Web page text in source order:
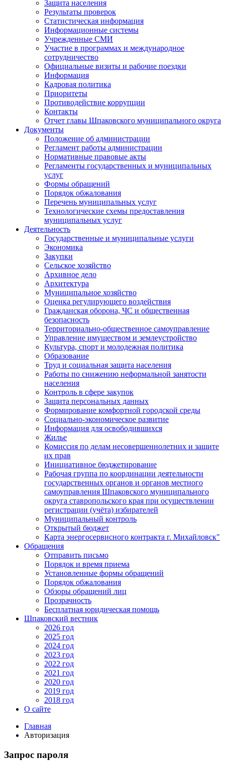
Защита населения
Результаты проверок
Статистическая информация
Информационные системы
Учрежденные СМИ
Участие в программах и международное
сотрудничество
Официальные визиты и рабочие поездки
Информация
Кадровая политика
Приоритеты
Противодействие коррупции
Контакты
Отчет главы Шпаковского муниципального округа
Документы
Положение об администрации
Регламент работы администрации
Нормативные правовые акты
Регламенты государственных и муниципальных
услуг
Формы обращений
Порядок обжалования
Перечень муниципальных услуг
Технологические схемы предоставления
муниципальных услуг
Деятельность
Государственные и муниципальные услуги
Экономика
Закупки
Сельское хозяйство
Архивное дело
Архитектура
Муниципальное хозяйство
Оценка регулирующего воздействия
Гражданская оборона, ЧС и общественная
безопасность
Территориально-общественное самоуправление
Управление имуществом и землеустройство
Культура, спорт и молодежная политика
Образование
Труд и социальная защита населения
Работы по снижению неформальной занятости
населения
Контроль в сфере закупок
Защита персональных данных
Формирование комфортной городской среды
Социально-экономическое развитие
Информация для освободившихся
Жилье
Комиссия по делам несовершеннолетних и защите
их прав
Инициативное бюджетирование
Рабочая группа по координации деятельности
государственных органов и органов местного
самоуправления Шпаковского муниципального
округа ставропольского края при осуществлении
регистрации (учёта) избирателей
Муниципальный контроль
Открытый бюджет
Карта энергосервисного контракта г. Михайловск"
Обращения
Отправить письмо
Порядок и время приема
Установленные формы обращений
Порядок обжалования
Обзоры обращений лиц
Прозрачность
Бесплатная юридическая помощь
Шпаковский вестник
2026 год
2025 год
2024 год
2023 год
2022 год
2021 год
2020 год
2019 год
2018 год
О сайте
Главная
Авторизация
Запрос пароля